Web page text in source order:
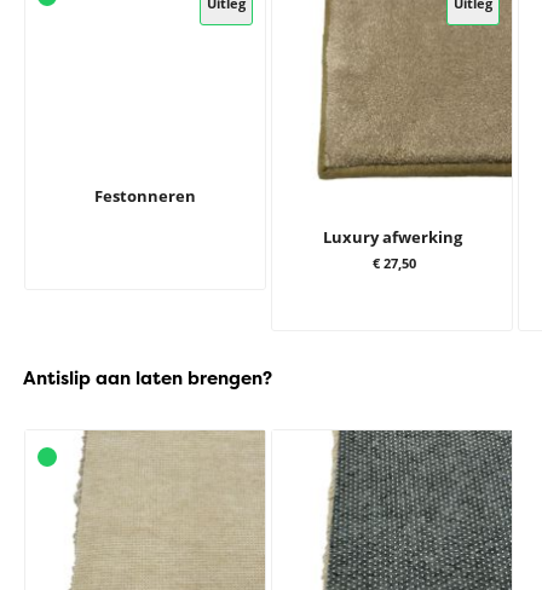
Festonneren
Luxury afwerking
€ 27,50
Antislip aan laten brengen?